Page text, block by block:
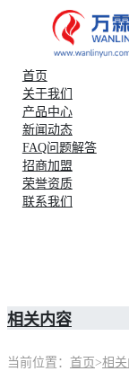
首页
关于我们
产品中心
新闻动态
FAQ问题解答
招商加盟
荣誉资质
联系我们
相关内容
当前位置： 首页 >相